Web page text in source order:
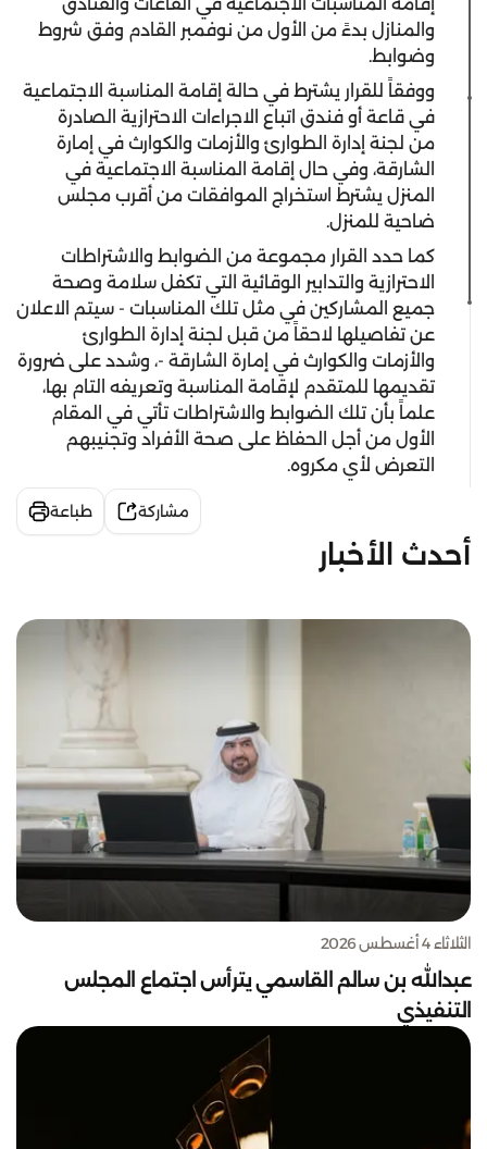
والمنازل بدءً من الأول من نوفمبر القادم وفق شروط
وضوابط.
ووفقاً للقرار يشترط في حالة إقامة المناسبة الاجتماعية
في قاعة أو فندق اتباع الاجراءات الاحترازية الصادرة
من لجنة إدارة الطوارئ والأزمات والكوارث في إمارة
الشارقة، وفي حال إقامة المناسبة الاجتماعية في
المنزل يشترط استخراج الموافقات من أقرب مجلس
ضاحية للمنزل.
كما حدد القرار مجموعة من الضوابط والاشتراطات
الاحترازية والتدابير الوقائية التي تكفل سلامة وصحة
جميع المشاركين في مثل تلك المناسبات - سيتم الاعلان
عن تفاصيلها لاحقاً من قبل لجنة إدارة الطوارئ
والأزمات والكوارث في إمارة الشارقة -، وشدد على ضرورة
تقديمها للمتقدم لإقامة المناسبة وتعريفه التام بها،
علماً بأن تلك الضوابط والاشتراطات تأتي في المقام
الأول من أجل الحفاظ على صحة الأفراد وتجنيبهم
التعرض لأي مكروه.
مشاركة طباعة
أحدث الأخبار
الثلاثاء 4 أغسطس 2026
عبدالله بن سالم القاسمي يترأس اجتماع المجلس
التنفيذي